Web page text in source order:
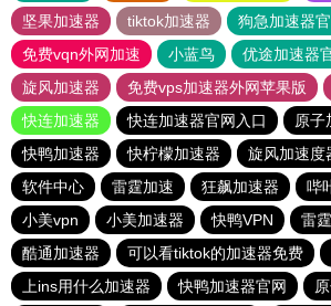
坚果加速器
tiktok加速器
狗急加速器
免费vqn外网加速
小蓝鸟 优途加速器
旋风加速器
免费vps加速器外网苹果版
快连加速器
快连加速器官网入口
原子
快鸭加速器
快柠檬加速器 旋风加速度
软件中心
雷霆加速 狂飙加速器 哔
小美vpn
小美加速器 快鸭VPN 雷
酷通加速器
可以看tiktok的加速器免费
上ins用什么加速器
快鸭加速器官网